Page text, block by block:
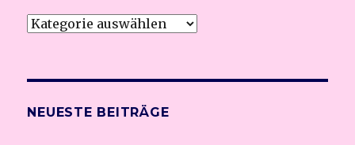
Kategorien
NEUESTE BEITRÄGE